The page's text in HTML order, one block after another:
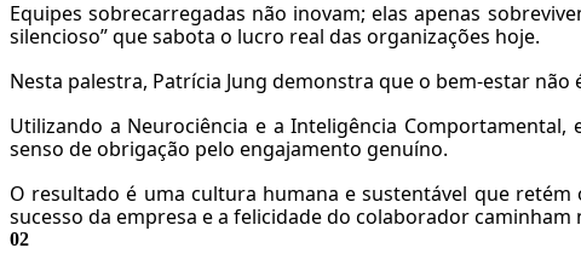
Equipes sobrecarregadas não inovam; elas apenas
silencioso” que sabota o lucro real das organizações hoje.
Nesta palestra, Patrícia Jung demonstra que o bem-estar
Utilizando a Neurociência e a Inteligência
senso de obrigação pelo engajamento genuíno.
O resultado é uma cultura humana e sustentável que
sucesso da empresa e a felicidade do colaborador
02